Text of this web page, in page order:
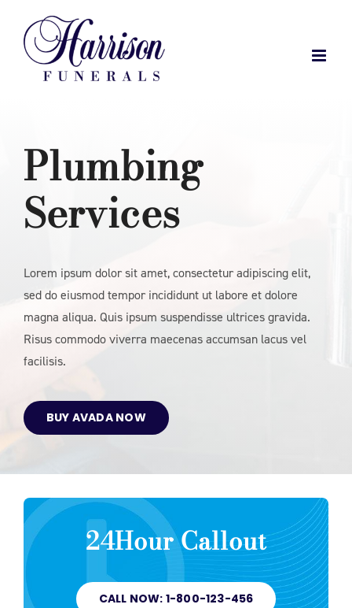
content
Plumbing
Services
Lorem ipsum dolor sit amet, consectetur adipiscing elit,
sed do eiusmod tempor incididunt ut labore et dolore
magna aliqua. Quis ipsum suspendisse ultrices gravida.
Risus commodo viverra maecenas accumsan lacus vel
facilisis.
BUY AVADA NOW
24Hour Callout
CALL NOW: 1-800-123-456